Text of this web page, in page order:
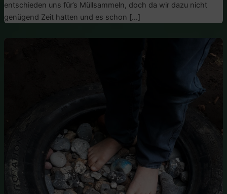
entschieden uns für’s Müllsammeln, doch da wir dazu nicht
genügend Zeit hatten und es schon […]